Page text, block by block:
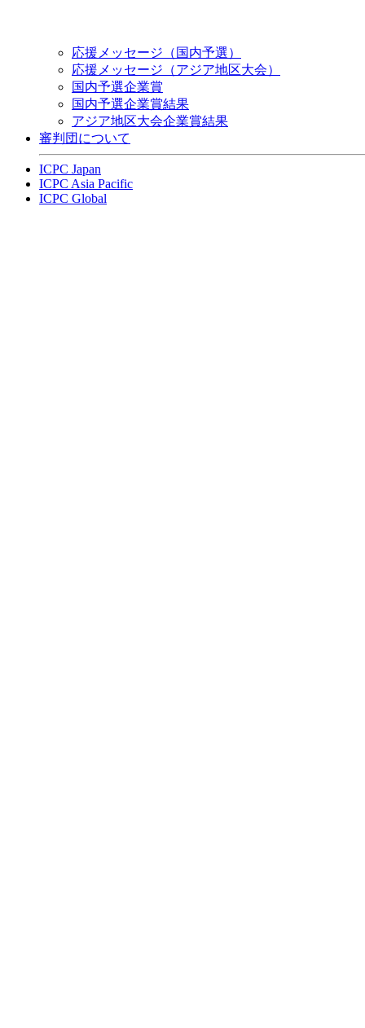
応援メッセージ（国内予選）
応援メッセージ（アジア地区大会）
国内予選企業賞
国内予選企業賞結果
アジア地区大会企業賞結果
審判団について
ICPC Japan
ICPC Asia Pacific
ICPC Global